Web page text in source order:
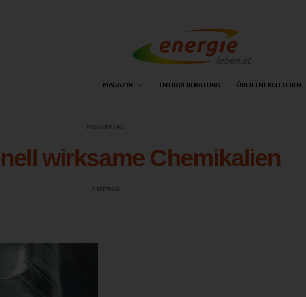
MAGAZIN ENERGIEBERATUNG ÜBER ENERGIELEBEN
POSTS BY TAG
wirksame Chemikalien
1 BEITRAG